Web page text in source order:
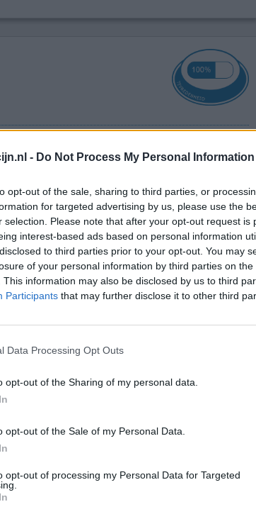
- Do Not Process My Personal Information
opt-out of the sale, sharing to third parties, or
for targeted advertising by us, please use the
selection. Please note that after your opt-out request is
interest-based ads based on personal information
to third parties prior to your opt-out. You may
of your personal information by third parties on the
This information may also be disclosed by us to third
Participants that may further disclose it to other third
Data Processing Opt Outs
opt-out of the Sharing of my personal data.
opt-out of the Sale of my Personal Data.
opt-out of processing my Personal Data for Targeted
Hoeveelheid bijwerkingen
Effectiviteit
50
wanneer
sinds kort heb ik ook last van jicht in mijn
daar de pijn weg! Ik heb overigens geen